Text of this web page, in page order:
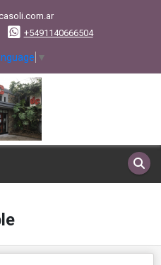
+5491140666504
▼